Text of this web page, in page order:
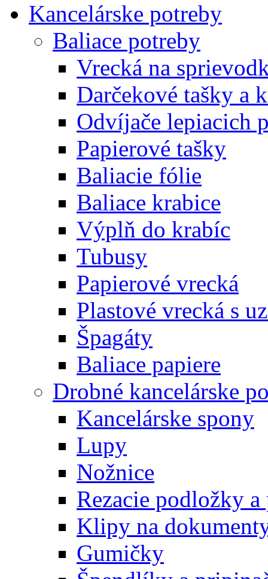
Kancelárske potreby
Baliace potreby
Vrecká na
Darčekové tašky a
Odvíjače lepiacich
Papierové tašky
Baliacie fólie
Baliace krabice
Výplň do krabíc
Tubusy
Papierové vrecká
Plastové vrecká s
Špagáty
Baliace papiere
Drobné kancelárske
Kancelárske spony
Lupy
Nožnice
Rezacie podložky
Klipy na
Gumičky